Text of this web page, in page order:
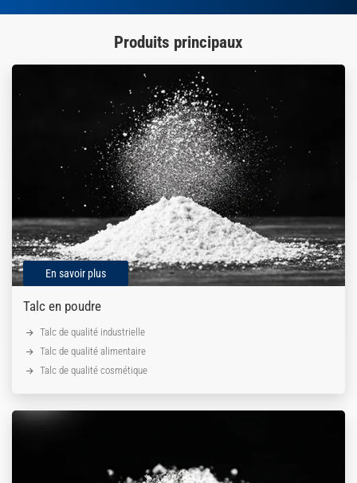
Produits principaux
En savoir plus
Talc en poudre
Talc de qualité industrielle
Talc de qualité alimentaire
Talc de qualité cosmétique